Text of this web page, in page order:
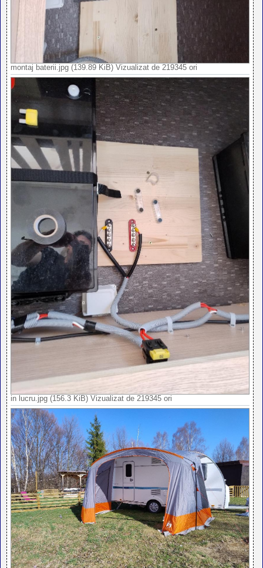
montaj baterii.jpg (139.89 KiB) Vizualizat de 219345 ori
in lucru.jpg (156.3 KiB) Vizualizat de 219345 ori